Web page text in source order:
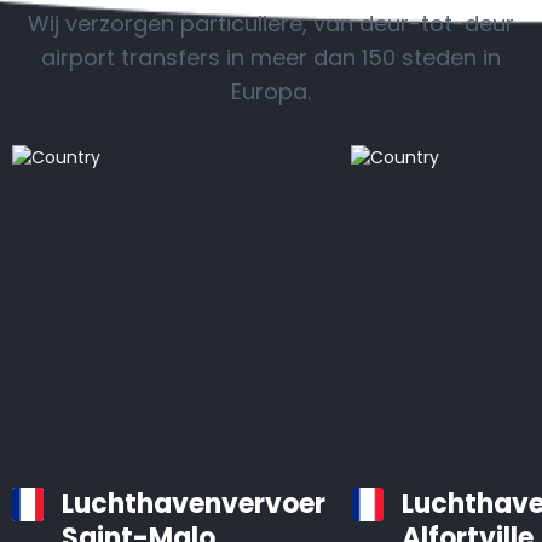
Wij verzorgen particuliere, van deur-tot-deur
airport transfers in meer dan 150 steden in
Europa.
Luchthavenvervoer